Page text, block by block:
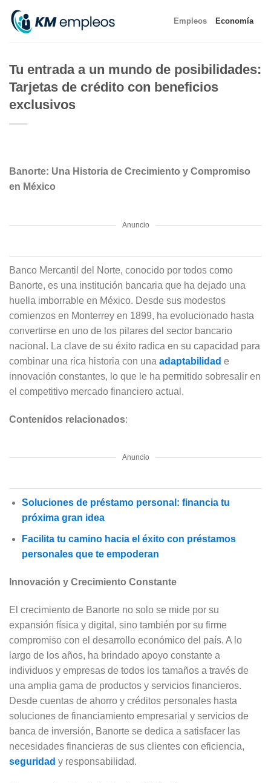
content
Empleos Economía
Tu entrada a un mundo de posibilidades:
Tarjetas de crédito con beneficios
exclusivos
Banorte: Una Historia de Crecimiento y Compromiso
en México
Anuncio
Banco Mercantil del Norte, conocido por todos como
Banorte, es una institución bancaria que ha dejado una
huella imborrable en México. Desde sus modestos
comienzos en Monterrey en 1899, ha evolucionado hasta
convertirse en uno de los pilares del sector bancario
nacional. La clave de su éxito radica en su capacidad para
combinar una rica historia con una adaptabilidad e
innovación constantes, lo que le ha permitido sobresalir en
el competitivo mercado financiero actual.
Contenidos relacionados:
Anuncio
Soluciones de préstamo personal: financia tu
próxima gran idea
Facilita tu camino hacia el éxito con préstamos
personales que te empoderan
Innovación y Crecimiento Constante
El crecimiento de Banorte no solo se mide por su
expansión física y digital, sino también por su firme
compromiso con el desarrollo económico del país. A lo
largo de los años, ha brindado apoyo constante a
individuos y empresas de todos los tamaños a través de
una amplia gama de productos y servicios financieros.
Desde cuentas de ahorro y créditos personales hasta
soluciones de financiamiento empresarial y servicios de
banca de inversión, Banorte se dedica a satisfacer las
necesidades financieras de sus clientes con eficiencia,
seguridad y responsabilidad.